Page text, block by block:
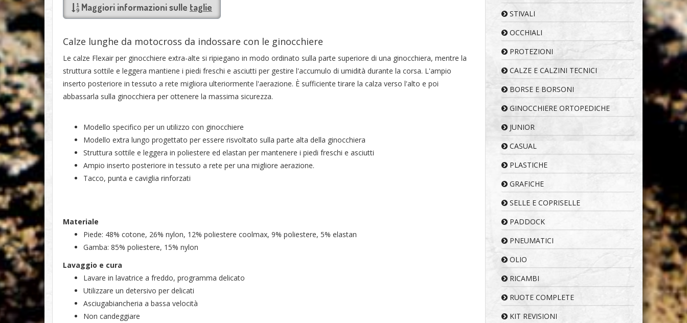
Maggiori informazioni sulle taglie
Calze lunghe da motocross da indossare con le ginocchiere
Le calze Flexair per ginocchiere extra-alte si ripiegano in modo ordinato sulla parte superiore di una ginocchiera, mentre la
struttura sottile e leggera mantiene i piedi freschi e asciutti per gestire l'accumulo di umidità durante la corsa. L'ampio
inserto posteriore in tessuto a rete migliora ulteriormente l'aerazione. È sufficiente tirare la calza verso l'alto e poi
abbassarla sulla ginocchiera per ottenere la massima sicurezza.
Modello specifico per un utilizzo con ginocchiere
Modello extra lungo progettato per essere risvoltato sulla parte alta della ginocchiera
Struttura sottile e leggera in poliestere ed elastan per mantenere i piedi freschi e asciutti
Ampio inserto posteriore in tessuto a rete per una migliore aerazione.
Tacco, punta e caviglia rinforzati
Materiale
Piede: 48% cotone, 26% nylon, 12% poliestere coolmax, 9% poliestere, 5% elastan
Gamba: 85% poliestere, 15% nylon
Lavaggio e cura
Lavare in lavatrice a freddo, programma delicato
Utilizzare un detersivo per delicati
Asciugabiancheria a bassa velocità
Non candeggiare
STIVALI
OCCHIALI
PROTEZIONI
CALZE E CALZINI TECNICI
BORSE E BORSONI
GINOCCHIERE ORTOPEDICHE
JUNIOR
CASUAL
PLASTICHE
GRAFICHE
SELLE E COPRISELLE
PADDOCK
PNEUMATICI
OLIO
RICAMBI
RUOTE COMPLETE
KIT REVISIONI